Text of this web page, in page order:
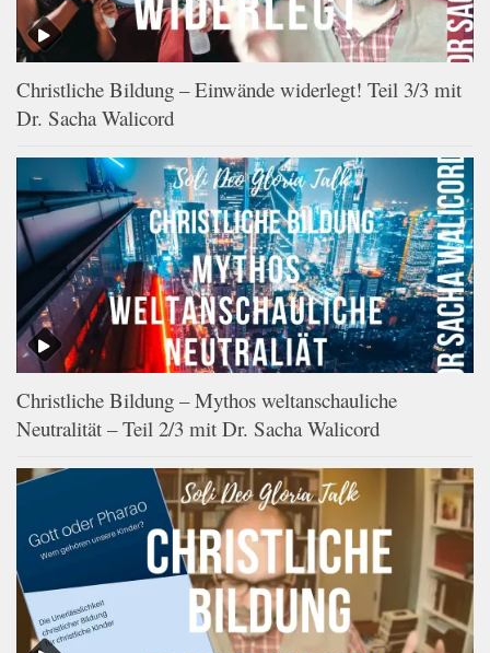
Christliche Bildung – Einwände widerlegt! Teil 3/3 mit
Dr. Sacha Walicord
Christliche Bildung – Mythos weltanschauliche
Neutralität – Teil 2/3 mit Dr. Sacha Walicord